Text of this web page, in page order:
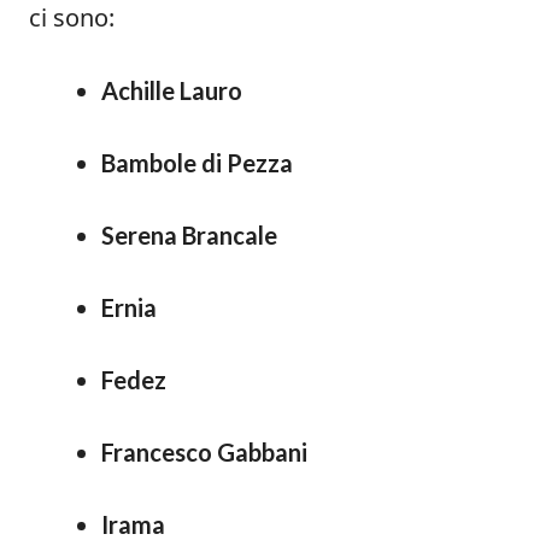
ci sono:
Achille Lauro
Bambole di Pezza
Serena Brancale
Ernia
Fedez
Francesco Gabbani
Irama